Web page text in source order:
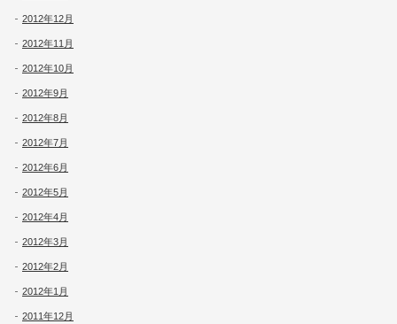
2012年12月
2012年11月
2012年10月
2012年9月
2012年8月
2012年7月
2012年6月
2012年5月
2012年4月
2012年3月
2012年2月
2012年1月
2011年12月